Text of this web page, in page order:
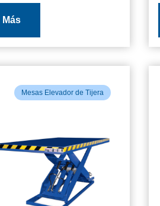
Más
Mesas Elevador de Tijera